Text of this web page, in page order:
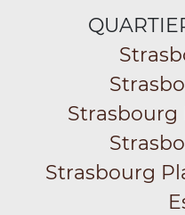
Strasbourg
Strasbourg